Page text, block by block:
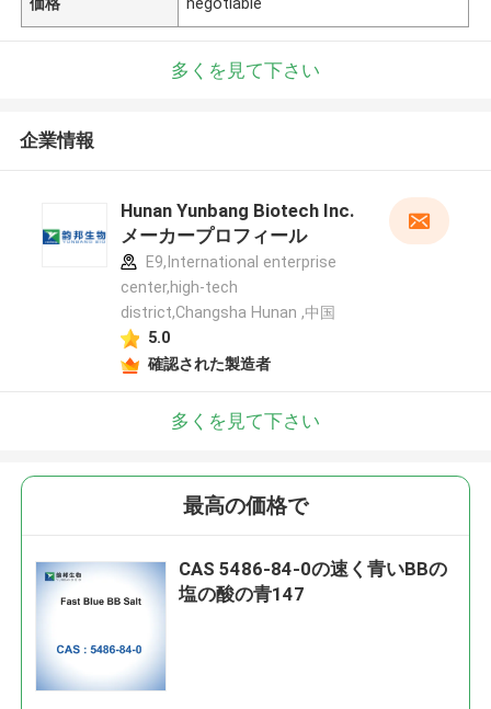
多くを見て下さい
企業情報
Hunan Yunbang Biotech Inc.
メーカープロフィール
E9,International enterprise
center,high-tech
district,Changsha Hunan ,中国
5.0
確認された製造者
多くを見て下さい
最高の価格で
CAS 5486-84-0の速く青いBBの
塩の酸の青147